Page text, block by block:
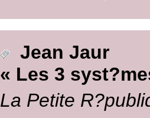
Jean Jaur
« Les 3
La Petite